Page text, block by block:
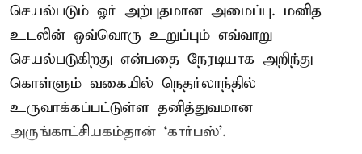
செயல்படும் ஓர் அற்புதமான அமைப்பு. மனித
உடலின் ஒவ்வொரு உறுப்பும் எவ்வாறு
செயல்படுகிறது என்பதை நேரடியாக அறிந்து
கொள்ளும் வகையில் நெதர்லாந்தில்
உருவாக்கப்பட்டுள்ள தனித்துவமான
அருங்காட்சியகம்தான் ‘கார்பஸ்’.